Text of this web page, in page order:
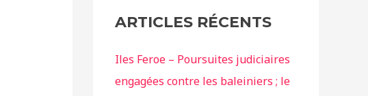
ARTICLES RÉCENTS
Iles Feroe – Poursuites judiciaires
engagées contre les baleiniers ; le